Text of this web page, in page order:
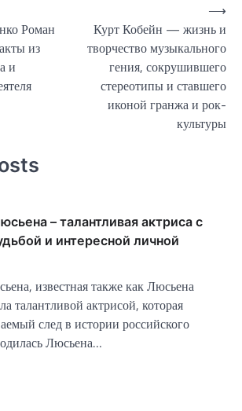
Роман
из
и
Курт Кобейн — жизнь и
творчество музыкального
гения, сокрушившего
стереотипы и ставшего
иконой гранжа и рок-
культуры
⟶
– талантливая актриса с
и интересной личной
известная также как Люсьена
талантливой актрисой, которая
след в истории российского
Люсьена…